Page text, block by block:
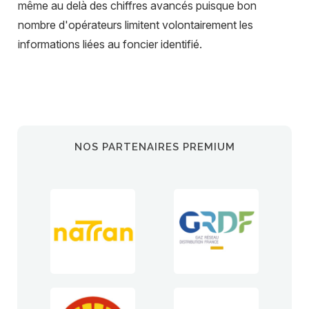
même au delà des chiffres avancés puisque bon
nombre d'opérateurs limitent volontairement les
informations liées au foncier identifié.
NOS PARTENAIRES PREMIUM